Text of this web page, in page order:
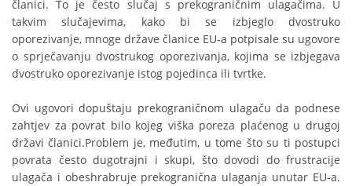
članici. To je često slučaj s prekograničnim ulagačima. U
takvim slučajevima, kako bi se izbjeglo dvostruko
oporezivanje, mnoge države članice EU-a potpisale su ugovore
o sprječavanju dvostrukog oporezivanja, kojima se izbjegava
dvostruko oporezivanje istog pojedinca ili tvrtke.
Ovi ugovori dopuštaju prekograničnom ulagaču da podnese
zahtjev za povrat bilo kojeg viška poreza plaćenog u drugoj
državi članici.Problem je, međutim, u tome što su ti postupci
povrata često dugotrajni i skupi, što dovodi do frustracije
ulagača i obeshrabruje prekogranična ulaganja unutar EU-a.